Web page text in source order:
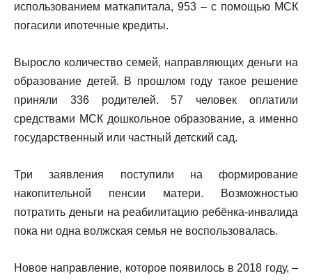
использованием маткапитала, 953 – с помощью МСК
погасили ипотечные кредиты.
Выросло количество семей, направляющих деньги на
образование детей. В прошлом году такое решение
приняли 336 родителей. 57 человек оплатили
средствами МСК дошкольное образование, а именно
государственный или частный детский сад.
Три заявления поступили на формирование
накопительной пенсии матери. Возможностью
потратить деньги на реабилитацию ребёнка-инвалида
пока ни одна волжская семья не воспользовалась.
Новое направление, которое появилось в 2018 году, –